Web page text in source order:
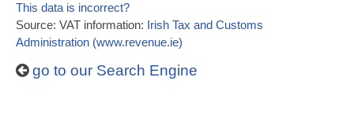
This data is incorrect?
Source: VAT information: Irish Tax and Customs
Administration (www.revenue.ie)
go to our Search Engine